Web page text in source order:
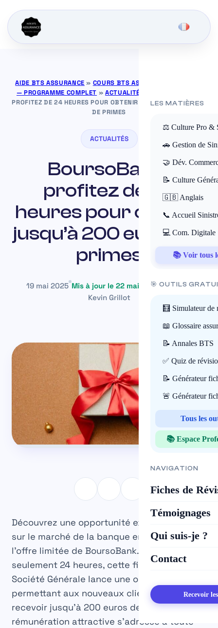
LES MATIÈRES
⚖️ Culture Pro &
🚗 Gestion de
🤝 Dév.
📝 Culture
🇬🇧 Anglais
📞 Accueil
💻 Com. Digitale
📚 Voir tous
🎯 OUTILS
🧮 Simulateur de
📖 Glossaire
📝 Annales BTS
✅ Quiz de
📝 Générateur
🚨 Générateur
Tous les
📚 Espace
NAVIGATION
Fiches de
Témoignages
Qui suis-je ?
Contact
Recevoir
AIDE BTS ASSURANCE » COURS BTS ASSURANCE GRATUITS
— PROGRAMME COMPLET »ACTUALITÉS
PROFITEZ DE 24 HEURES POUR OBTENIR JUSQU’À 200 EUROS
DE PRIMES
ACTUALITÉS
BoursoBank :
profitez de 24
heures pour obtenir
jusqu’à 200 euros de
primes
19 mai 2025 Mis à jour le 22 mai 2026
~14 min
Kevin Grillot
Découvrez une opportunité exceptionnelle
sur le marché de la banque en ligne avec
l’offre limitée de BoursoBank. Pendant
seulement 24 heures, cette filiale du groupe
Société Générale lance une opération flash
permettant aux nouveaux clients de
recevoir jusqu’à 200 euros de primes. Cette
rémunération attractive s’adresse à toute